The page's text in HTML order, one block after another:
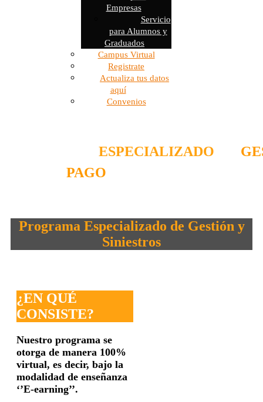
Empresas
Servicio
para Alumnos y
Graduados
Campus Virtual
Registrate
Actualiza tus datos
aquí
Convenios
ESPECIALIZADO
PAGO
Programa Especializado de Gestión y
Siniestros
¿EN QUÉ
CONSISTE?
Nuestro programa se
otorga de manera 100%
virtual, es decir, bajo la
modalidad de enseñanza
‘’E-earning’’.